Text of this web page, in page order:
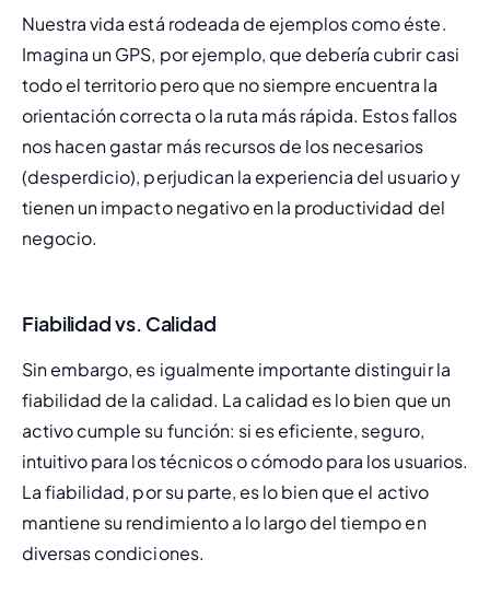
Nuestra vida está rodeada de ejemplos como éste.
Imagina un GPS, por ejemplo, que debería cubrir casi
todo el territorio pero que no siempre encuentra la
orientación correcta o la ruta más rápida. Estos fallos
nos hacen gastar más recursos de los necesarios
(desperdicio), perjudican la experiencia del usuario y
tienen un impacto negativo en la productividad del
negocio.
Fiabilidad vs. Calidad
Sin embargo, es igualmente importante distinguir la
fiabilidad de la calidad. La calidad es lo bien que un
activo cumple su función: si es eficiente, seguro,
intuitivo para los técnicos o cómodo para los usuarios.
La fiabilidad, por su parte, es lo bien que el activo
mantiene su rendimiento a lo largo del tiempo en
diversas condiciones.